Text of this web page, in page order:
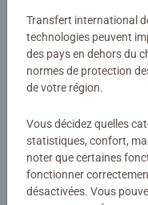
C-3PO
Hylkies
Transfert international
technologies peuvent
des pays en dehors du
normes de protection
de votre région.
Vous décidez quelles
statistiques, confort,
noter que certaines
fonctionner
désactivées. Vous